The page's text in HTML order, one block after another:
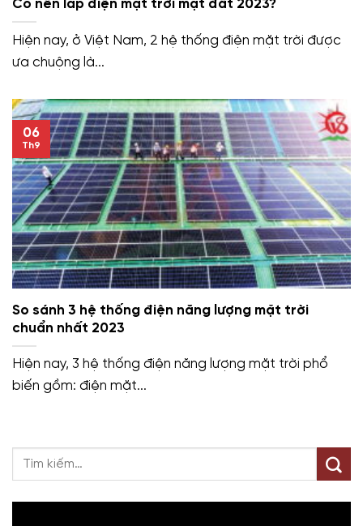
Có nên lắp điện mặt trời mặt đất 2023?
Hiện nay, ở Việt Nam, 2 hệ thống điện mặt trời được
ưa chuộng là...
So sánh 3 hệ thống điện năng lượng mặt trời
chuẩn nhất 2023
Hiện nay, 3 hệ thống điện năng lượng mặt trời phổ
biến gồm: điện mặt...
06
Th9